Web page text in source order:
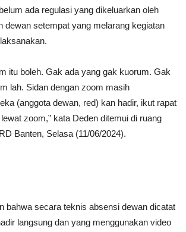
ada regulasi yang dikeluarkan oleh
dewan setempat yang melarang kegiatan
itu boleh. Gak ada yang gak kuorum. Gak
lah. Sidan dengan zoom masih
(anggota dewan, red) kan hadir, ikut rapat
zoom,” kata Deden ditemui di ruang
Banten, Selasa (11/06/2024).
bahwa secara teknis absensi dewan dicatat
langsung dan yang menggunakan video